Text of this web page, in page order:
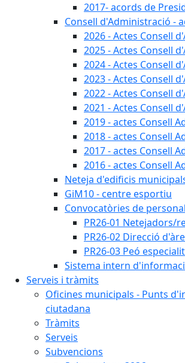
2017- acords de
Consell d'Administració -
2026 - Actes Consell
2025 - Actes Consell
2024 - Actes Consell
2023 - Actes Consell
2022 - Actes Consell
2021 - Actes Consell
2019 - actes Consell
2018 - actes Consell
2017 - actes Consell
2016 - actes Consell
Neteja d'edificis
GiM10 - centre esportiu
Convocatòries de personal
PR26-01 Netejadors/
PR26-02 Direcció
PR26-03 Peó
Sistema intern
Serveis i tràmits
Oficines municipals - Punts
ciutadana
Tràmits
Serveis
Subvencions